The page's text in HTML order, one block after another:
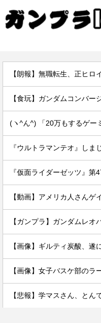
『仮面ライダーゼッツ』
【画像】ギルティ炭酸、遂
【画像】女子バスケ部のラ